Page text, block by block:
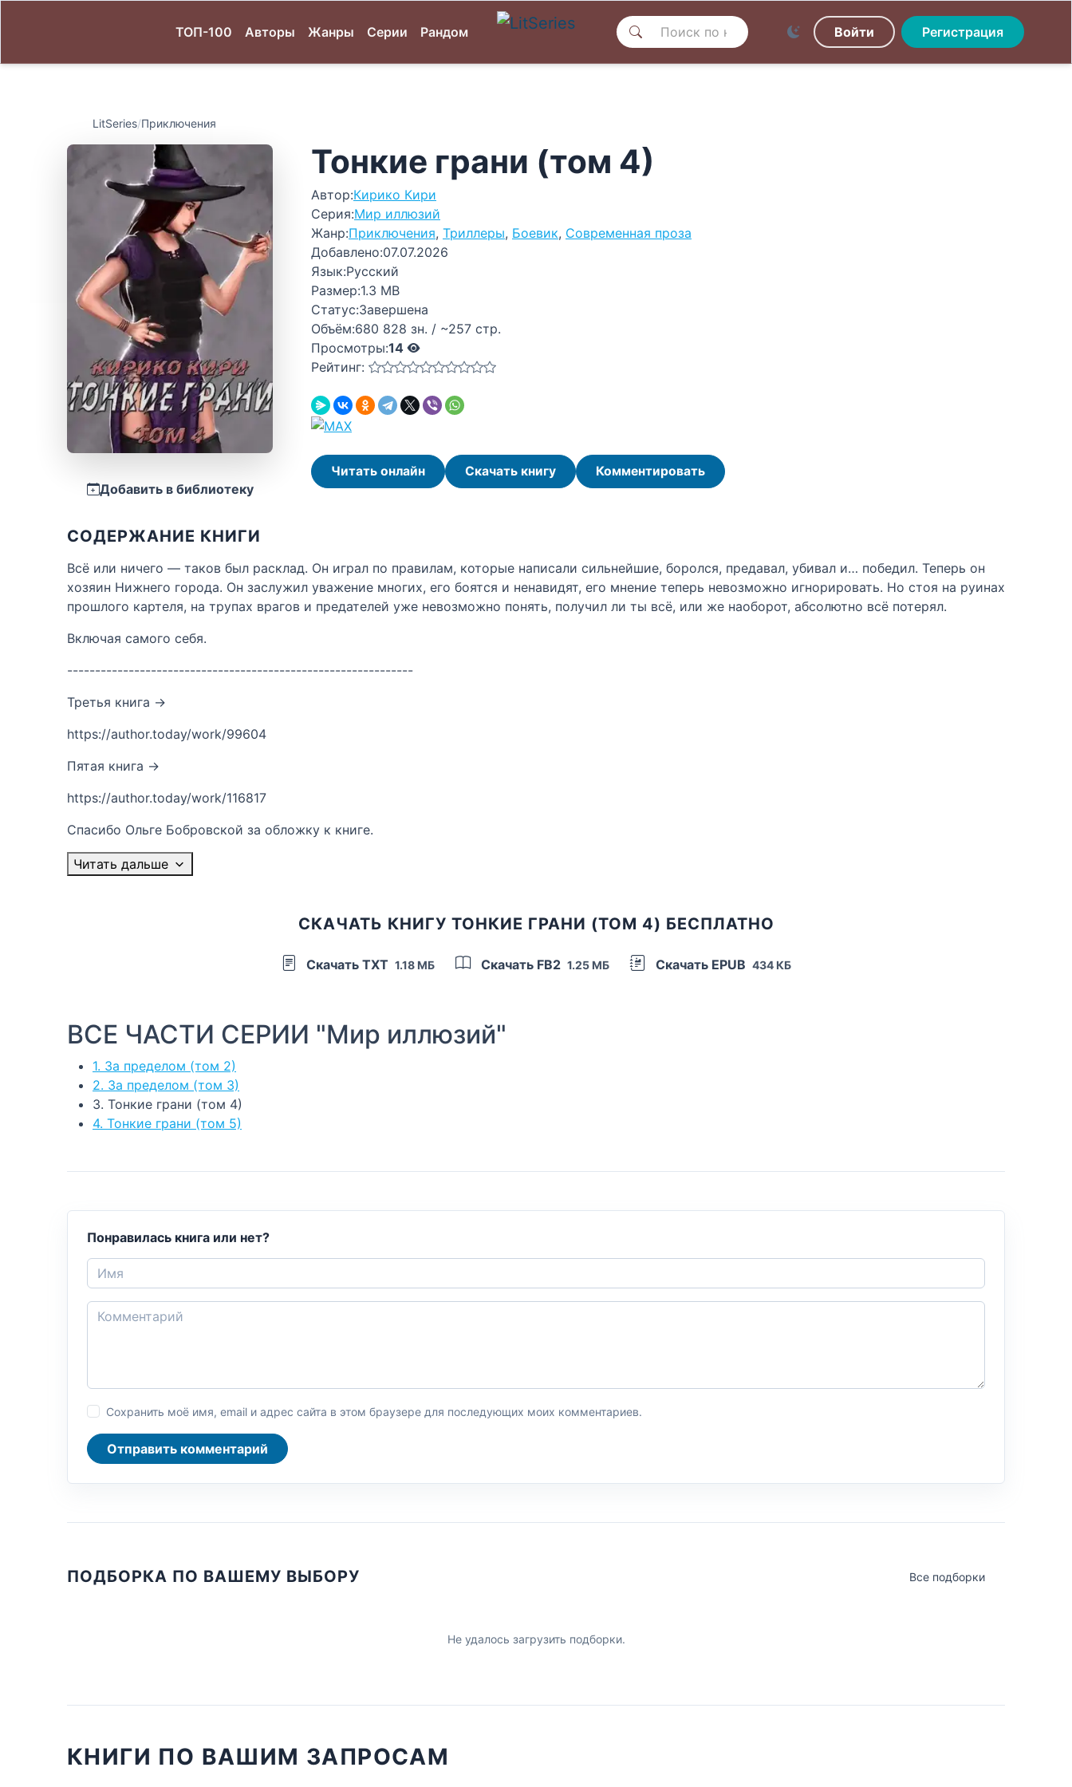
ТОП-100 Авторы Жанры Серии Рандом Войти Регистрация
LitSeries/Приключения
Добавить в библиотеку
Тонкие грани (том 4)
Автор:Кирико Кири
Серия:Мир иллюзий
Жанр:Приключения, Триллеры, Боевик, Современная проза
Добавлено:07.07.2026
Язык:Русский
Размер:1.3 MB
Статус:Завершена
Объём:680 828 зн. / ~257 стр.
Просмотры:14
Рейтинг:
Читать онлайн Скачать книгу Комментировать
СОДЕРЖАНИЕ КНИГИ
Всё или ничего — таков был расклад. Он играл по правилам, которые написали сильнейшие, боролся, предавал, убивал и… победил. Теперь он
хозяин Нижнего города. Он заслужил уважение многих, его боятся и ненавидят, его мнение теперь невозможно игнорировать. Но стоя на руинах
прошлого картеля, на трупах врагов и предателей уже невозможно понять, получил ли ты всё, или же наоборот, абсолютно всё потерял.
Включая самого себя.
--------------------------------------------------------------
Третья книга ->
https://author.today/work/99604
Пятая книга ->
https://author.today/work/116817
Спасибо Ольге Бобровской за обложку к книге.
Читать дальше
СКАЧАТЬ КНИГУ ТОНКИЕ ГРАНИ (ТОМ 4) БЕСПЛАТНО
Скачать TXT 1.18 МБ Скачать FB2 1.25 МБ Скачать EPUB 434 КБ
ВСЕ ЧАСТИ СЕРИИ "Мир иллюзий"
1. За пределом (том 2)
2. За пределом (том 3)
3. Тонкие грани (том 4)
4. Тонкие грани (том 5)
Понравилась книга или нет?
Сохранить моё имя, email и адрес сайта в этом браузере для последующих моих комментариев.
Отправить комментарий
ПОДБОРКА ПО ВАШЕМУ ВЫБОРУ Все подборки
Не удалось загрузить подборки.
КНИГИ ПО ВАШИМ ЗАПРОСАМ